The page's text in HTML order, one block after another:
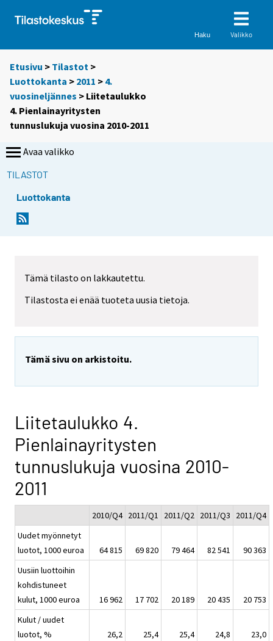
Haku Valikko
Etusivu > Tilastot >
Luottokanta > 2011 > 4.
vuosineljännes > Liitetaulukko
4. Pienlainayritysten
tunnuslukuja vuosina 2010-2011
Avaa valikko
TILASTOT
Luottokanta
Tämä tilasto on lakkautettu.
Tilastosta ei enää tuoteta uusia tietoja.
Tämä sivu on arkistoitu.
Liitetaulukko 4.
Pienlainayritysten
tunnuslukuja vuosina 2010-
2011
2010/Q4 2011/Q1 2011/Q2 2011/Q3
2011/Q4
Uudet myönnetyt
luotot, 1000 euroa
64 815 69 820 79 464 82 541
90 363
Uusiin luottoihin
kohdistuneet
kulut, 1000 euroa
16 962 17 702 20 189 20 435
20 753
Kulut / uudet
luotot, %
26,2 25,4 25,4 24,8
23,0